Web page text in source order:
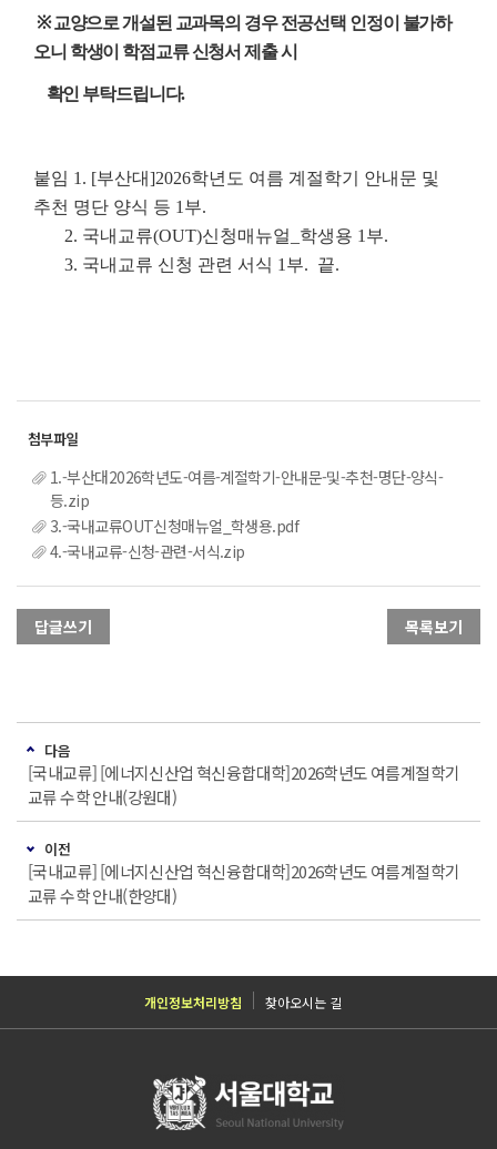
※ 교양으로 개설된 교과목의 경우 전공선택 인정이 불가하
오니 학생이 학점교류 신청서 제출 시
확인 부탁드립니다.
붙임 1. [부산대]2026학년도 여름 계절학기 안내문 및
추천 명단 양식 등 1부.
2. 국내교류(OUT)신청매뉴얼_학생용 1부.
3. 국내교류 신청 관련 서식 1부. 끝.
1.-부산대2026학년도-여름-계절학기-안내문-및-추천-명단-양식-
등.zip
3.-국내교류OUT신청매뉴얼_학생용.pdf
4.-국내교류-신청-관련-서식.zip
답글쓰기 목록보기
다음
[국내교류] [에너지신산업 혁신융합대학]2026학년도 여름계절학기
교류 수학 안내(강원대)
이전
[국내교류] [에너지신산업 혁신융합대학]2026학년도 여름계절학기
교류 수학 안내(한양대)
개인정보처리방침 찾아오시는 길